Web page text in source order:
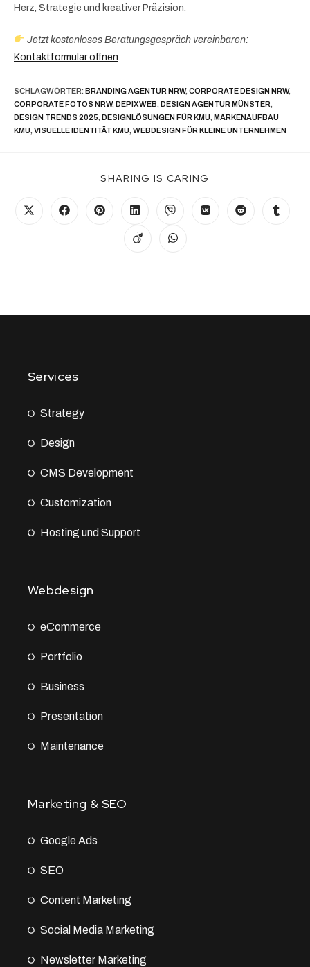
Herz, Strategie und kreativer Präzision.
Jetzt kostenloses Beratungsgespräch vereinbaren:
Kontaktformular öffnen
SCHLAGWÖRTER: BRANDING AGENTUR NRW, CORPORATE DESIGN NRW,
CORPORATE FOTOS NRW, DEPIXWEB DESIGN AGENTUR MÜNSTER
DESIGN TRENDS 2025 DESIGNLÖSUNGEN FÜR KMU MARKENAUFBAU
KMU VISUELLE IDENTITÄT KMU WEBDESIGN FÜR KLEINE UNTERNEHMEN
SHARING IS CARING
Services
Strategy
Design
CMS Development
Customization
Hosting und Support
Webdesign
eCommerce
Portfolio
Business
Presentation
Maintenance
Marketing & SEO
Google Ads
SEO
Content Marketing
Social Media Marketing
Newsletter Marketing